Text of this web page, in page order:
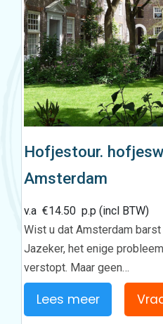
Hofjestour.
Amsterdam
v.a€14.50 p.p (incl BTW)
Wist u dat Amsterdam
Jazeker, het enige
verstopt. Maar geen…
Lees meer